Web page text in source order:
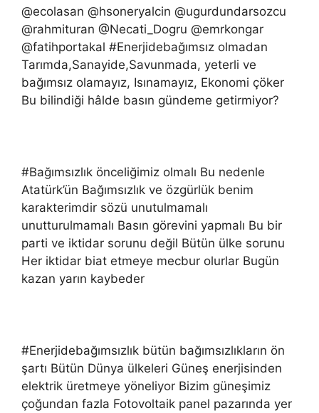
@ecolasan @hsoneryalcin @ugurdundarsozcu
@rahmituran @Necati_Dogru @emrkongar
@fatihportakal #Enerjidebağımsız olmadan
Tarımda,Sanayide,Savunmada, yeterli ve
bağımsız olamayız, Isınamayız, Ekonomi çöker
Bu bilindiği hâlde basın gündeme getirmiyor?
#Bağımsızlık önceliğimiz olmalı Bu nedenle
Atatürk’ün Bağımsızlık ve özgürlük benim
karakterimdir sözü unutulmamalı
unutturulmamalı Basın görevini yapmalı Bu bir
parti ve iktidar sorunu değil Bütün ülke sorunu
Her iktidar biat etmeye mecbur olurlar Bugün
kazan yarın kaybeder
#Enerjidebağımsızlık bütün bağımsızlıkların ön
şartı Bütün Dünya ülkeleri Güneş enerjisinden
elektrik üretmeye yöneliyor Bizim güneşimiz
çoğundan fazla Fotovoltaik panel pazarında yer